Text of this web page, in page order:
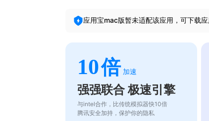
应用宝mac版暂未适配该应用，可下载
10倍 加速
强强联合 极速引擎
与intel合作，比传统模拟器快10倍
腾讯安全加持，保护你的隐私